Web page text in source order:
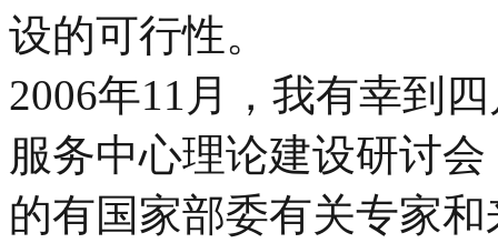
设的可行性。
2006年11月，我有幸到
服务中心理论建设研讨
的有国家部委有关专家